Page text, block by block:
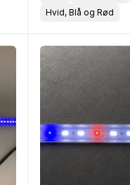
Hvid, Blå og Rød